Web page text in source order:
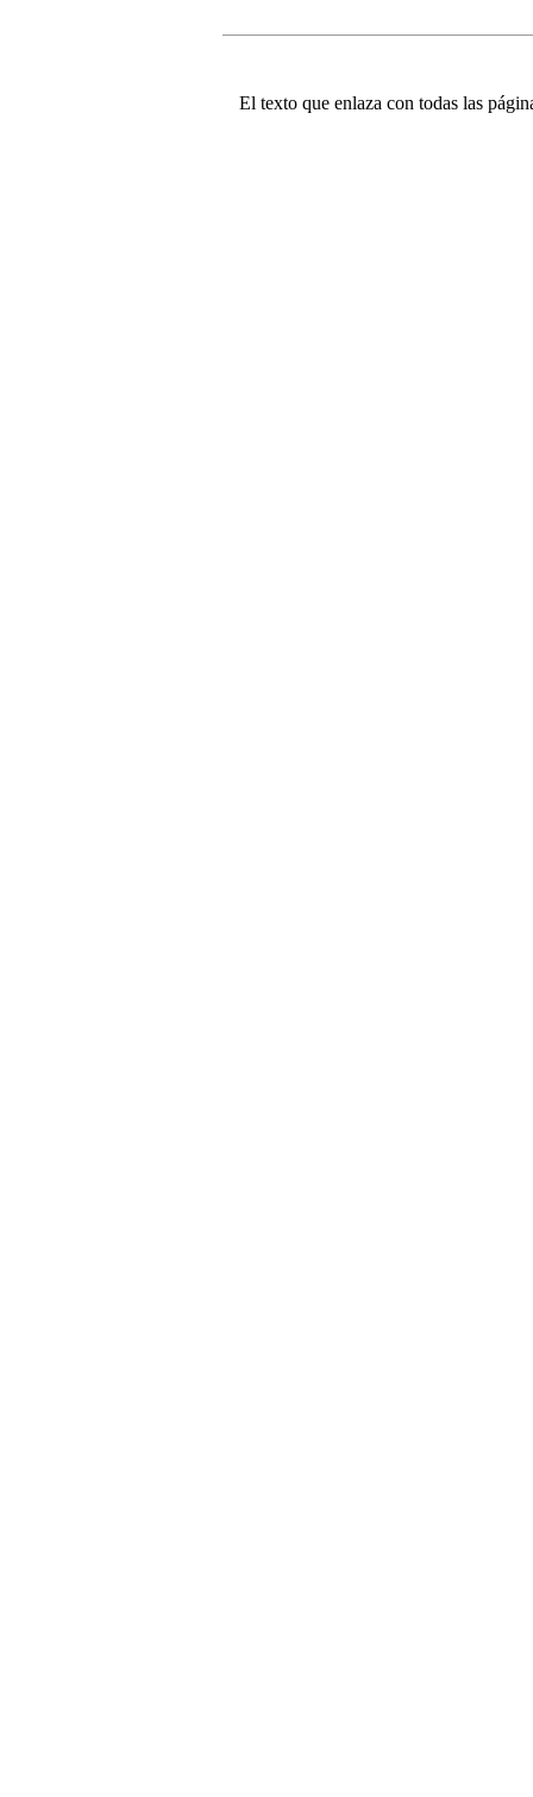
El texto que enlaza con todas las